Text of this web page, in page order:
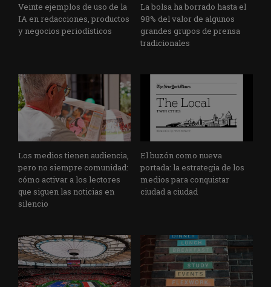
Veinte ejemplos de uso de la
IA en redacciones, productos
y negocios periodísticos
La bolsa ha borrado hasta el
98% del valor de algunos
grandes grupos de prensa
tradicionales
Los medios tienen audiencia,
pero no siempre comunidad:
cómo activar a los lectores
que siguen las noticias en
silencio
El buzón como nueva
portada: la estrategia de los
medios para conquistar
ciudad a ciudad